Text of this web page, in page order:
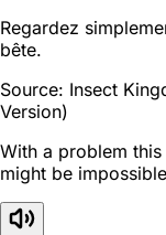
Regardez
bête.
Source: Insect
Version)
With a problem
might be